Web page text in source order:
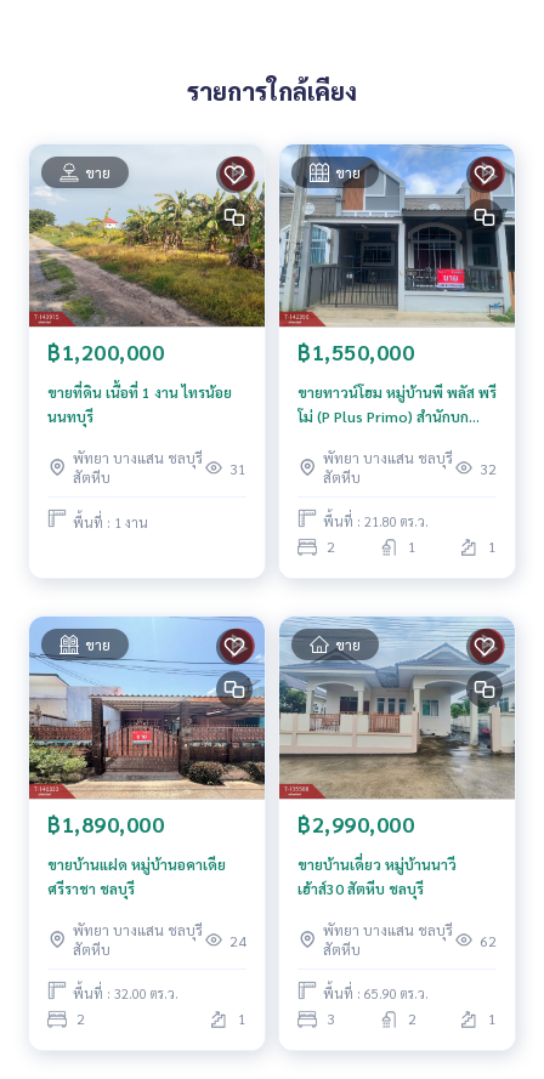
**เรามีบริการจัดสินเชื่อให้ฟรี พร้อมยินดีให้คำปรึกษา มีให้เลือกทุ
**พร้อมอัตราดอกเบี้ยพิเศษ และ วงเงินสูงสุด 90-100% ของราคา
ประเมิน**
สนใจสอบถามข้อมูลเพิ่มเติม หรือ นัดชมบ้านได้ที่
Tel :0957680684โบ๊ต (รหัสตัวแทน 7334)
Line ID :0957680684
Tel :0955288947บี (รหัสตัวแทน 7334-1)
Callcenter : 02-047-4282
www.tb.co.th
The Best Property Agent CO,.LTD. ผู้นำด้านธุรกิจนายหน้า ตัวแ
ทนอสังหาริมทรัพย์ครบวงจร ด้วยความเป็นมืออาชีพ ใช้เทคโนโล
รายการใกล้เคียง
ขาย
฿1,200,000
ขายที่ดิน เนื้อที่ 1 งาน ไทรน้อย
นนทบุรี
พัทยา บางแสน ชลบุรี
สัตหีบ
31
พื้นที่ : 1 งาน
ขาย
฿1,550,000
ขายทาวน์โฮม หมู่บ้านพี พลัส พรี
โม่ (P Plus Primo) สำนักบก
พัทยา บางแสน ชลบุรี
สัตหีบ
32
พื้นที่ : 21.80 ตร.ว.
2 1 1
ขาย
฿1,890,000
ขายบ้านแฝด หมู่บ้านอคาเดีย
ศรีราชา ชลบุรี
พัทยา บางแสน ชลบุรี
สัตหีบ
24
พื้นที่ : 32.00 ตร.ว.
2 1
ขาย
฿2,990,000
ขายบ้านเดี่ยว หมู่บ้านนาวี
เฮ้าส์30 สัตหีบ ชลบุรี
พัทยา บางแสน ชลบุรี
สัตหีบ
62
พื้นที่ : 65.90 ตร.ว.
3 2 1